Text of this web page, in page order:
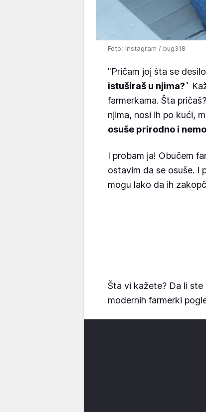
Foto: Instagram / bug318
"Pričam joj šta se
istuširaš u njima?`
farmerkama. Šta
njima, nosi ih po kući,
osuše prirodno i
I probam ja! Obučem
ostavim da se osuše. I
mogu lako da ih
Šta vi kažete? Da li
modernih farmerki